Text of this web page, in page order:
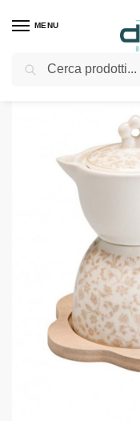
MENU
Home Shop Bomboniere